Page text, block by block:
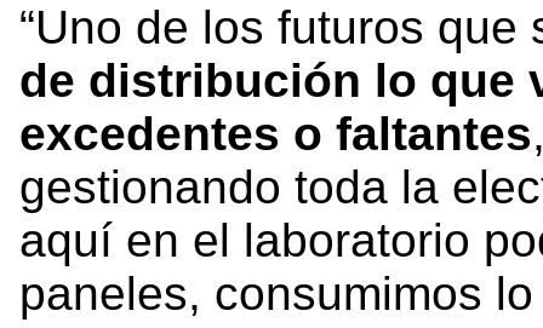
“Uno de los futuros
de distribución lo que
excedentes o faltantes
gestionando toda la
aquí en el laboratorio
paneles, consumimos